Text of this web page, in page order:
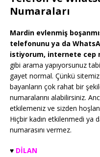
Numaraları
Mardin evlenmiş
telefonunu ya da
istiyorum, internete cep
gibi arama yapıyorsunuz
gayet normal. Çünkü sitemiz
bayanların çok rahat bir
numaralarını alabilirsiniz.
etkilemeniz ve sizden
Hiçbir kadın etkilenmedi ya
numarasını vermez.
♥️ DİLAN